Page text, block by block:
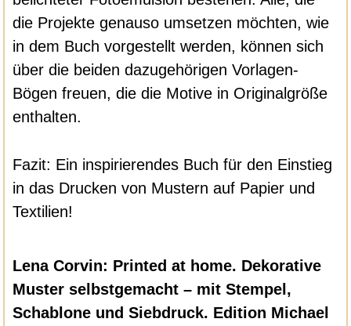
die Projekte genauso umsetzen möchten, wie
in dem Buch vorgestellt werden, können sich
über die beiden dazugehörigen Vorlagen-
Bögen freuen, die die Motive in Originalgröße
enthalten.
Fazit: Ein inspirierendes Buch für den Einstieg
in das Drucken von Mustern auf Papier und
Textilien!
Lena Corvin: Printed at home. Dekorative
Muster selbstgemacht – mit Stempel,
Schablone und Siebdruck. Edition Michael